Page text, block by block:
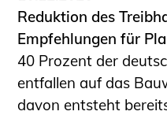
Reduktion des
Empfehlungen für
40 Prozent der
entfallen auf das
davon entsteht